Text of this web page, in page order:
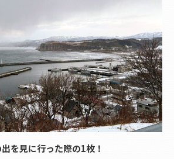
を見に行った際の1枚！